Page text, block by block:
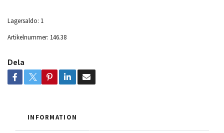
Lagersaldo: 1
Artikelnummer: 146.38
Dela
INFORMATION